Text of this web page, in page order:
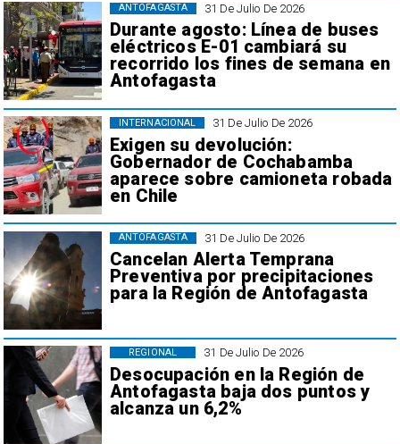
31 De Julio De 2026
Durante agosto: Línea de buses
eléctricos E-01 cambiará su
recorrido los fines de semana en
Antofagasta
ANTOFAGASTA
31 De Julio De 2026
Exigen su devolución:
Gobernador de Cochabamba
aparece sobre camioneta robada
en Chile
INTERNACIONAL
31 De Julio De 2026
Cancelan Alerta Temprana
Preventiva por precipitaciones
para la Región de Antofagasta
ANTOFAGASTA
31 De Julio De 2026
Desocupación en la Región de
Antofagasta baja dos puntos y
alcanza un 6,2%
REGIONAL